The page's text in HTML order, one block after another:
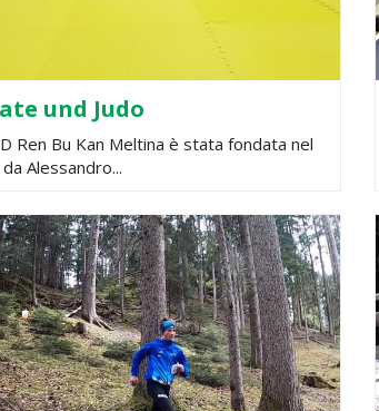
und Judo
Ren Bu Kan Meltina è stata fondata nel
Alessandro...